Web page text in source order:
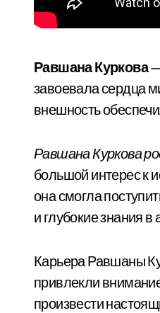
Равшана Куркова—
завоевала сердца
внешность
Равшана Куркова
большой интерес к
она смогла
и глубокие знания
Карьера Равшаны
привлекли
произвести